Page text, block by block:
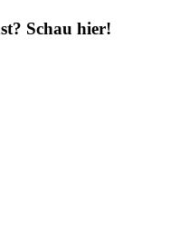
Schau hier!